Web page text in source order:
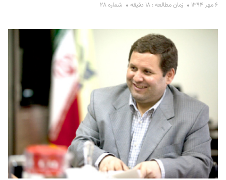
۶ مهر ۱۳۹۴ زمان مطالعه : ۱۸ دقیقه شماره ۲۸